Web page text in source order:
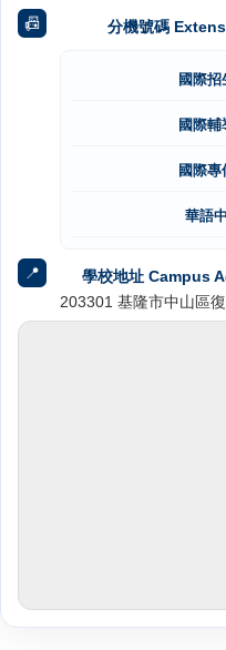
📠 分機號碼
國際招
國際輔
國際專
華語
📍 學校地址 Campus
203301 基隆市中山區